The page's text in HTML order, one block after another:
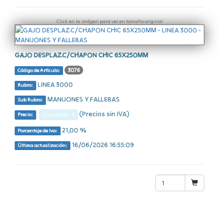
Click en la imágen para ver en tamaño original
GAJO DESPLAZ.C/CHAPON CHIC 65X250MM
Código de Artículo: 3076
Rubro: LINEA 3000
Sub Rubro: MANIJONES Y FALLEBAS
Precio: Consultar $ (Precios sin IVA)
Porcentaje de Iva: 21,00 %
Última actualización: 16/06/2026 16:55:09